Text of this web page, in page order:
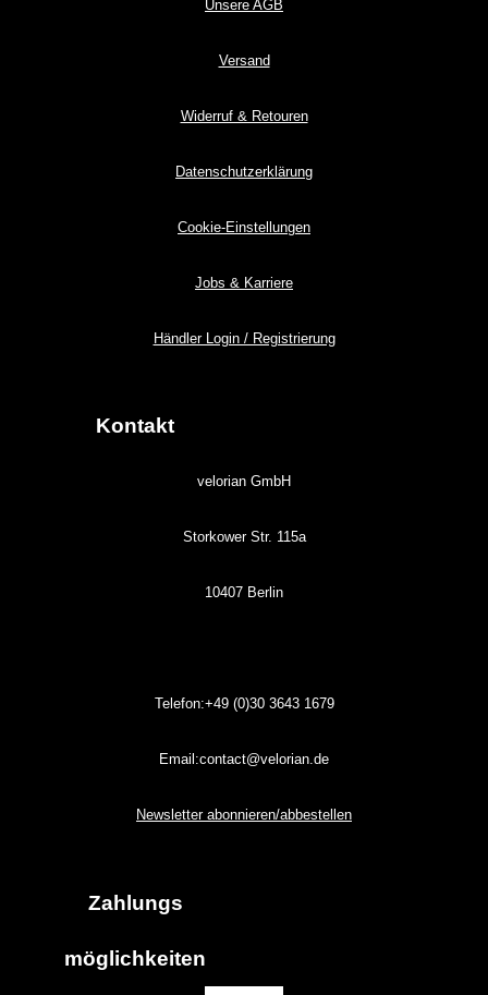
Unsere AGB
Versand
Widerruf & Retouren
Datenschutzerklärung
Cookie-Einstellungen
Jobs & Karriere
Händler Login / Registrierung
Kontakt
velorian GmbH
Storkower Str. 115a
10407 Berlin
Telefon:+49 (0)3036431679
Email:contact@velorian.de
Newsletter abonnieren/abbestellen
Zahlungs
möglichkeiten